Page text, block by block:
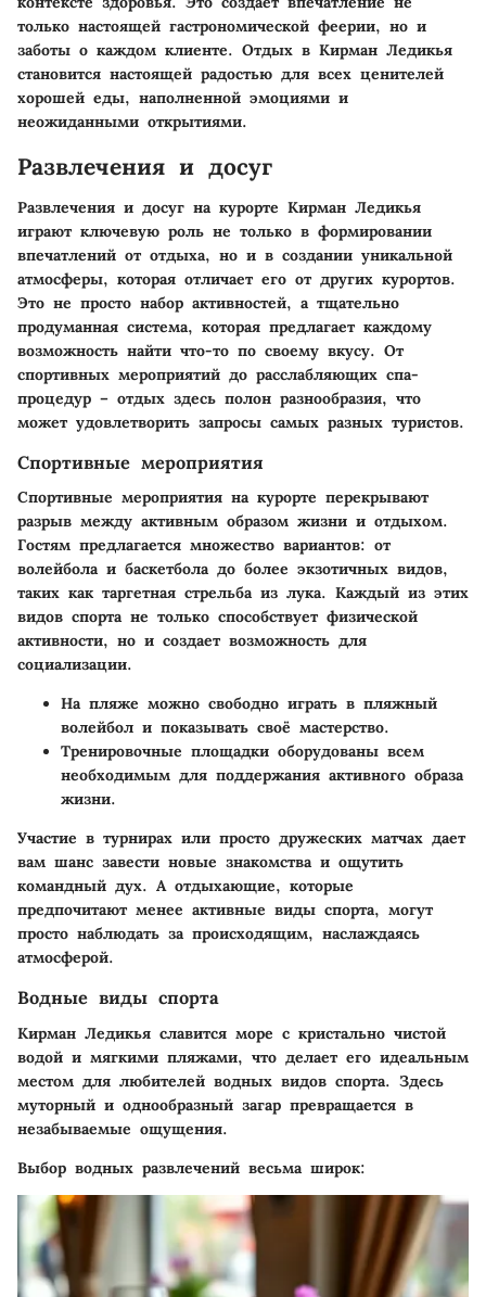
только настоящей гастрономической феерии, но и
заботы о каждом клиенте. Отдых в Кирман Ледикья
становится настоящей радостью для всех ценителей
хорошей еды, наполненной эмоциями и
неожиданными открытиями.
Развлечения и досуг
Развлечения и досуг на курорте Кирман Ледикья
играют ключевую роль не только в формировании
впечатлений от отдыха, но и в создании уникальной
атмосферы, которая отличает его от других курортов.
Это не просто набор активностей, а тщательно
продуманная система, которая предлагает каждому
возможность найти что-то по своему вкусу. От
спортивных мероприятий до расслабляющих спа-
процедур – отдых здесь полон разнообразия, что
может удовлетворить запросы самых разных туристов.
Спортивные мероприятия
Спортивные мероприятия на курорте перекрывают
разрыв между активным образом жизни и отдыхом.
Гостям предлагается множество вариантов: от
волейбола и баскетбола до более экзотичных видов,
таких как таргетная стрельба из лука. Каждый из этих
видов спорта не только способствует физической
активности, но и создает возможность для
социализации.
На пляже можно свободно играть в пляжный
волейбол и показывать своё мастерство.
Тренировочные площадки оборудованы всем
необходимым для поддержания активного образа
жизни.
Участие в турнирах или просто дружеских матчах дает
вам шанс завести новые знакомства и ощутить
командный дух. А отдыхающие, которые
предпочитают менее активные виды спорта, могут
просто наблюдать за происходящим, наслаждаясь
атмосферой.
Водные виды спорта
Кирман Ледикья славится море с кристально чистой
водой и мягкими пляжами, что делает его идеальным
местом для любителей водных видов спорта. Здесь
муторный и однообразный загар превращается в
незабываемые ощущения.
Выбор водных развлечений весьма широк: